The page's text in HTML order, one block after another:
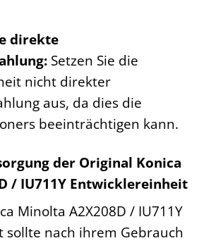
direkte
Setzen Sie die
nicht direkter
aus, da dies die
beeinträchtigen kann.
der Original Konica
/ IU711Y Entwicklereinheit
Minolta A2X208D / IU711Y
sollte nach ihrem Gebrauch